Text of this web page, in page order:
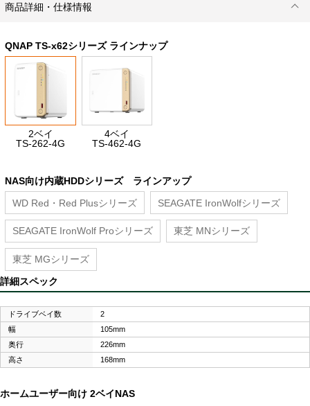
商品詳細・仕様情報
QNAP TS-x62シリーズ ラインナップ
2ベイ
TS-262-4G
4ベイ
TS-462-4G
NAS向け内蔵HDDシリーズ ラインアップ
WD Red・Red Plusシリーズ
SEAGATE IronWolfシリーズ
SEAGATE IronWolf Proシリーズ 東芝 MNシリーズ
東芝 MGシリーズ
詳細スペック
ドライブベイ数
2
幅
105mm
奥行
226mm
高さ
168mm
ホームユーザー向け 2ベイNAS